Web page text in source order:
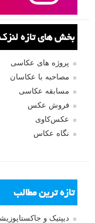
بازیابی رمز عبور
جستجو یرای:
بخش های تازه لنزک